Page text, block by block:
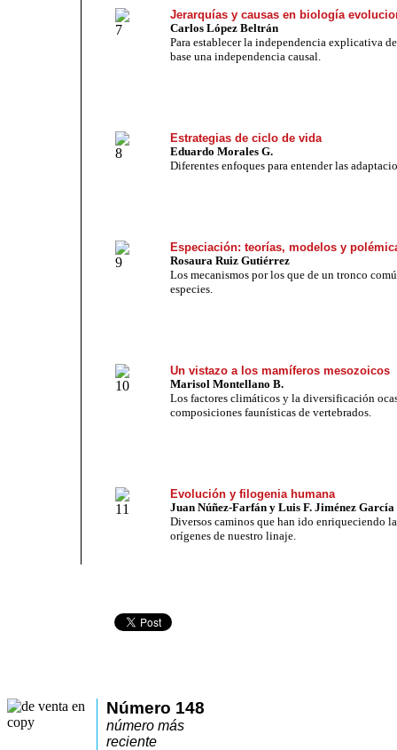
Jerarquías y causas en biología
Carlos López Beltrán
Para establecer la independencia explicativa
base una independencia causal.
Estrategias de ciclo de vida
Eduardo Morales G.
Diferentes enfoques para entender las
Especiación: teorías, modelos y
Rosaura Ruiz Gutiérrez
Los mecanismos por los que de un tronco
especies.
Un vistazo a los mamíferos mesozoicos
Marisol Montellano B.
Los factores climáticos y la diversificación
composiciones faunísticas de vertebrados.
Evolución y filogenia humana
Juan Núñez-Farfán y Luis F. Jiménez García
Diversos caminos que han ido enriqueciendo
orígenes de nuestro linaje.
Número 148
número más
reciente